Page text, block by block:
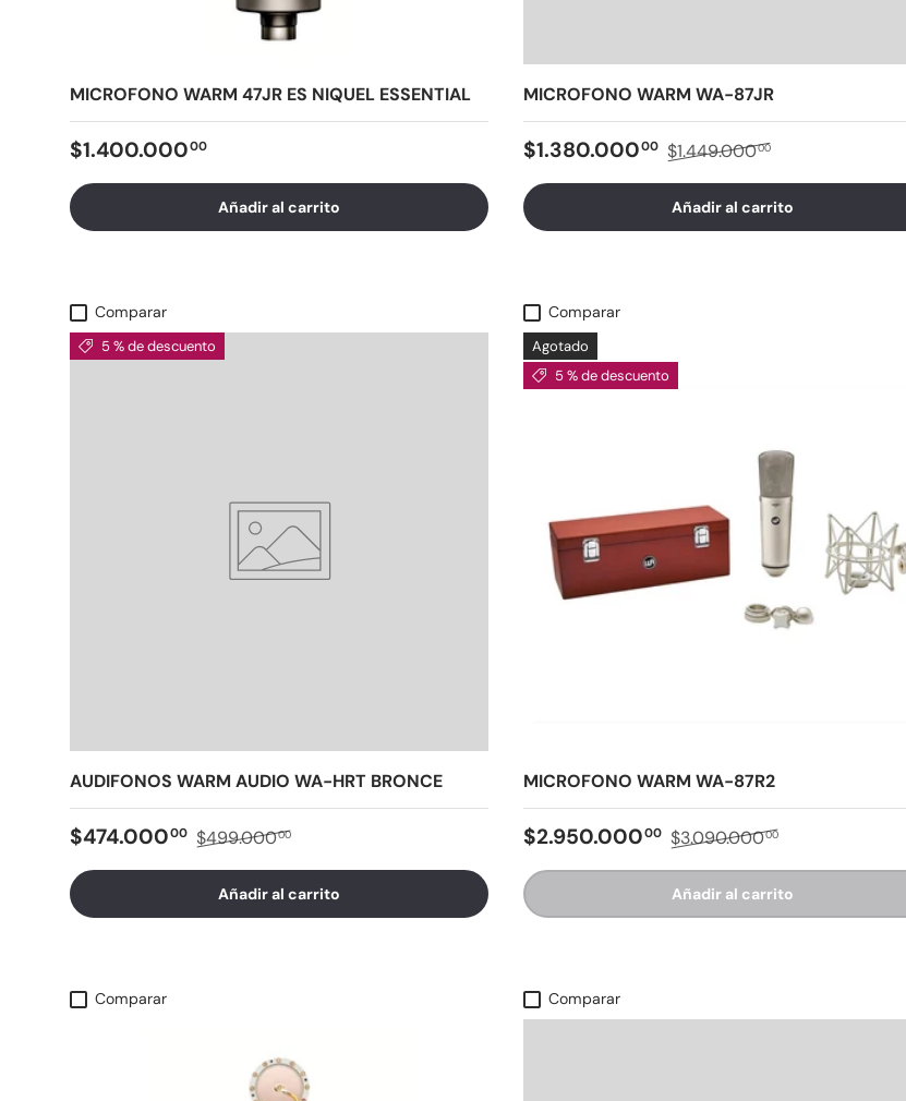
MICROFONO WARM 47JR ES NIQUEL ESSENTIAL
$1.400.00000
Añadir al carrito
MICROFONO WARM WA-87JR
$1.380.00000 $1.449.00000
Añadir al carrito
Comparar
5 % de descuento
AUDIFONOS WARM AUDIO WA-HRT BRONCE
$474.00000 $499.00000
Añadir al carrito
Comparar
Agotado
5 % de descuento
MICROFONO WARM WA-87R2
$2.950.00000 $3.090.00000
Añadir al carrito
Comparar Comparar